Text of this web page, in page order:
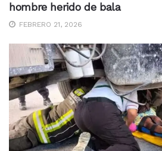
hombre herido de bala
FEBRERO 21, 2026